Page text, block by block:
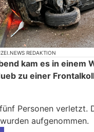
REDAKTION
kam es in einem
zu einer
Personen verletzt.
aufgenommen.